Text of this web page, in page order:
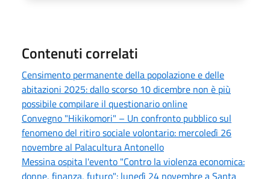
Contenuti correlati
Censimento permanente della popolazione e delle
abitazioni 2025: dallo scorso 10 dicembre non è più
possibile compilare il questionario online
Convegno "Hikikomori" – Un confronto pubblico sul
fenomeno del ritiro sociale volontario: mercoledì 26
novembre al Palacultura Antonello
Messina ospita l'evento "Contro la violenza economica:
donne, finanza, futuro": lunedì 24 novembre a Santa